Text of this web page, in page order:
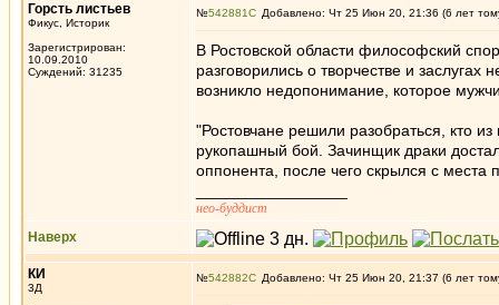
Горсть листьев
Фикус, Историк
Зарегистрирован:
10.09.2010
Суждений: 31235
№542881 Добавлено: Чт 25 Июн 20, 21:36 (6 лет
В Ростовской области философский
разговорились о творчестве и
возникло недопонимание, которое
"Ростовчане решили разобраться, кто
рукопашный бой. Зачинщик драки
оппонента, после чего скрылся с
нео-буддист
Наверх
КИ
3Д
№542882 Добавлено: Чт 25 Июн 20, 21:37 (6 лет